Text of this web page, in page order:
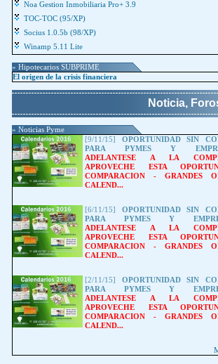
Noa Gestion Inmobiliaria Pro+ 3.9
TOC-TOC (95/XP)
Socius 1.0.5b (98/XP)
Winamp 5.11 Lite
» Hipotecarios SUBPRIME
El origen de la crisis financiera
Noticia,
» Noticias Pyme
[9/11/15]
OPORTUNIDAD SIN
PARA PYMES Y
ADELANTESE A LA
APROVECHE ESTA
COMPARACION - GRANDES
CALEND...
[6/11/15]
OPORTUNIDAD SIN
PARA PYMES Y
ADELANTESE A LA
APROVECHE ESTA
COMPARACION - GRANDES
CALEND...
[2/11/15]
OPORTUNIDAD SIN
PARA PYMES Y
ADELANTESE A LA
APROVECHE ESTA
COMPARACION - GRANDES
CALEND...